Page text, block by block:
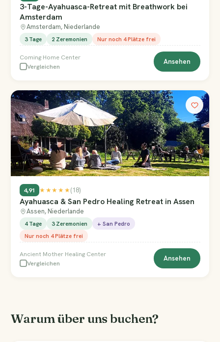
3-Tage-Ayahuasca-Retreat mit Breathwork bei
Amsterdam
Amsterdam, Niederlande
3 Tage 2 Zeremonien Nur noch 4 Plätze frei
Coming Home Center
Vergleichen
Ansehen
4,91 ★★★★★(18)
Ayahuasca & San Pedro Healing Retreat in Assen
Assen, Niederlande
4 Tage 3 Zeremonien
+ San Pedro
Nur noch 4 Plätze frei
Ancient Mother Healing Center
Vergleichen
Ansehen
Warum über uns buchen?